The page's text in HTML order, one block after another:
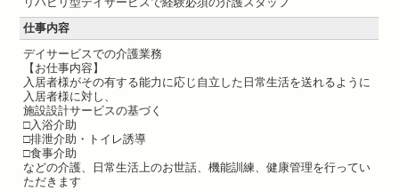
仕事内容
デイサービスでの介護業務
【お仕事内容】
入居者様がその有する能力に応じ自立した日常生活を送れるように
入居者様に対し、
施設設計サービスの基づく
□入浴介助
□排泄介助・トイレ誘導
□食事介助
などの介護、日常生活上のお世話、機能訓練、健康管理を行ってい
ただきます